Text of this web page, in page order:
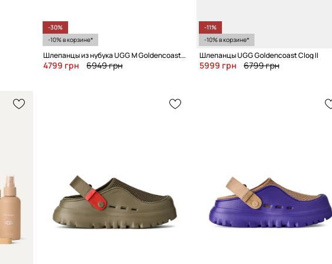
-30%
-10% в корзине*
Шлепанцы из нубука UGG M Goldencoast Clog II Nubuck
4799 грн 6949 грн
-11%
-10% в корзине*
Шлепанцы UGG Goldencoast Clog II
5999 грн 6799 грн